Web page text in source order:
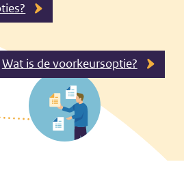
Wat is de voorkeursoptie?